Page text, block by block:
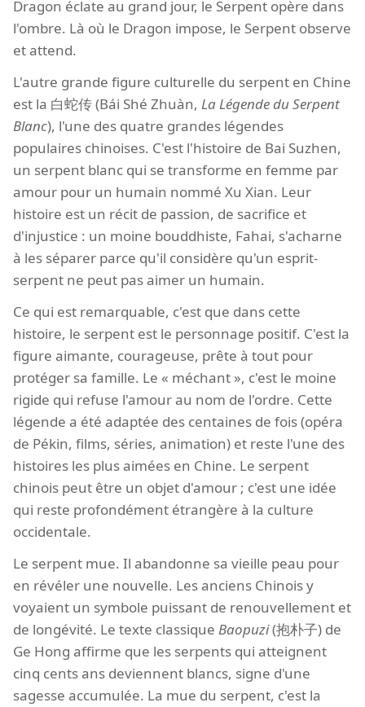
Dragon éclate au grand jour, le Serpent opère dans
l'ombre. Là où le Dragon impose, le Serpent observe
et attend.
L'autre grande figure culturelle du serpent en Chine
est la 白蛇传 (Bái Shé Zhuàn, La Légende du Serpent
Blanc), l'une des quatre grandes légendes
populaires chinoises. C'est l'histoire de Bai Suzhen,
un serpent blanc qui se transforme en femme par
amour pour un humain nommé Xu Xian. Leur
histoire est un récit de passion, de sacrifice et
d'injustice : un moine bouddhiste, Fahai, s'acharne
à les séparer parce qu'il considère qu'un esprit-
serpent ne peut pas aimer un humain.
Ce qui est remarquable, c'est que dans cette
histoire, le serpent est le personnage positif. C'est la
figure aimante, courageuse, prête à tout pour
protéger sa famille. Le « méchant », c'est le moine
rigide qui refuse l'amour au nom de l'ordre. Cette
légende a été adaptée des centaines de fois (opéra
de Pékin, films, séries, animation) et reste l'une des
histoires les plus aimées en Chine. Le serpent
chinois peut être un objet d'amour ; c'est une idée
qui reste profondément étrangère à la culture
occidentale.
Le serpent mue. Il abandonne sa vieille peau pour
en révéler une nouvelle. Les anciens Chinois y
voyaient un symbole puissant de renouvellement et
de longévité. Le texte classique Baopuzi(抱朴子) de
Ge Hong affirme que les serpents qui atteignent
cinq cents ans deviennent blancs, signe d'une
sagesse accumulée. La mue du serpent, c'est la